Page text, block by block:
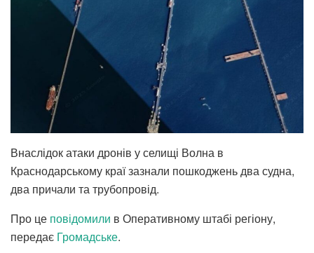
Внаслідок атаки дронів у селищі Волна в
Краснодарському краї зазнали пошкоджень два судна,
два причали та трубопровід.
Про це повідомили в Оперативному штабі регіону,
передає Громадське.